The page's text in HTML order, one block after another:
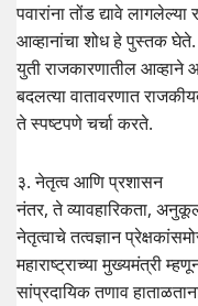
पवारांना तोंड द्यावे लागलेल्या
आव्हानांचा शोध हे पुस्तक
युती राजकारणातील आव्हाने
बदलत्या वातावरणात
ते स्पष्टपणे चर्चा करते.
३. नेतृत्व आणि प्रशासन
नंतर, ते व्यावहारिकता,
नेतृत्वाचे तत्वज्ञान
महाराष्ट्राच्या मुख्यमंत्री
सांप्रदायिक तणाव